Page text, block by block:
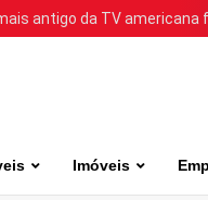
antigo da TV americana
Imóveis